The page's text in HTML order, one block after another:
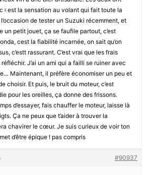
la sensation au volant qui fait toute la
de tester un Suzuki récemment, et
un petit jouet, ça se faufile partout, c’est
cest la fiabilité incarnée, on sait qu’on
c’estt rassurant. C’est vrai que les frais
J’ai un ami qui a failli se ruiner avec
Maintenant, il préfère économiser un peu et
choisir. Et puis, le bruit du moteur, c’est
pour les oreilles, ça donne des frissons.
d’essayer, fais chauffer le moteur, laisse là
Ça ne peux que t’aider à trouver la
chavirer le cœur. Je suis curieux de voir ton
d’être épique ! pas compris
#90937